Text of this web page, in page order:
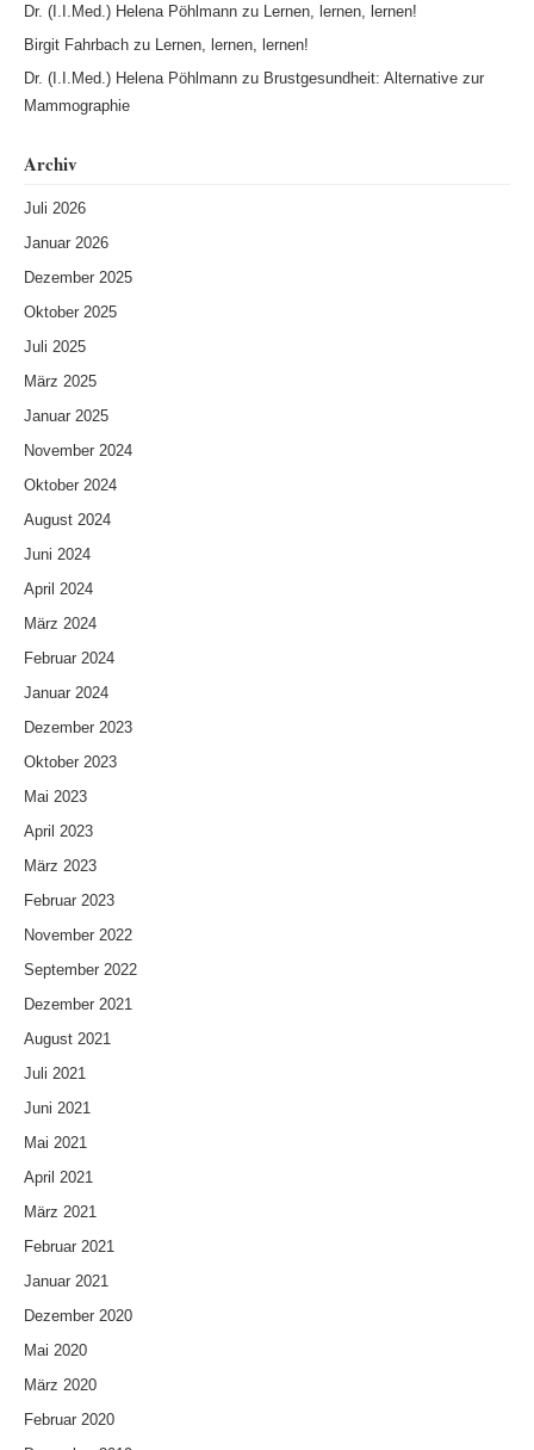
Dr. (I.I.Med.) Helena Pöhlmannzu Lernen, lernen, lernen!
Birgit Fahrbachzu Lernen, lernen, lernen!
Dr. (I.I.Med.) Helena Pöhlmannzu Brustgesundheit: Alternative zur
Mammographie
Archiv
Juli 2026
Januar 2026
Dezember 2025
Oktober 2025
Juli 2025
März 2025
Januar 2025
November 2024
Oktober 2024
August 2024
Juni 2024
April 2024
März 2024
Februar 2024
Januar 2024
Dezember 2023
Oktober 2023
Mai 2023
April 2023
März 2023
Februar 2023
November 2022
September 2022
Dezember 2021
August 2021
Juli 2021
Juni 2021
Mai 2021
April 2021
März 2021
Februar 2021
Januar 2021
Dezember 2020
Mai 2020
März 2020
Februar 2020